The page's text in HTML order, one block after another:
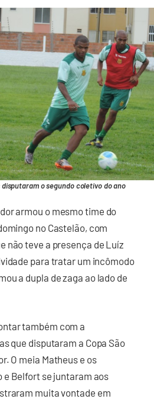
o segundo coletivo do ano
armou o mesmo time do
no Castelão, com
não teve a presença de Luíz
para tratar um incômodo
a dupla de zaga ao lado de
também com a
que disputaram a Copa São
O meia Matheus e os
e Belfort se juntaram aos
muita vontade em